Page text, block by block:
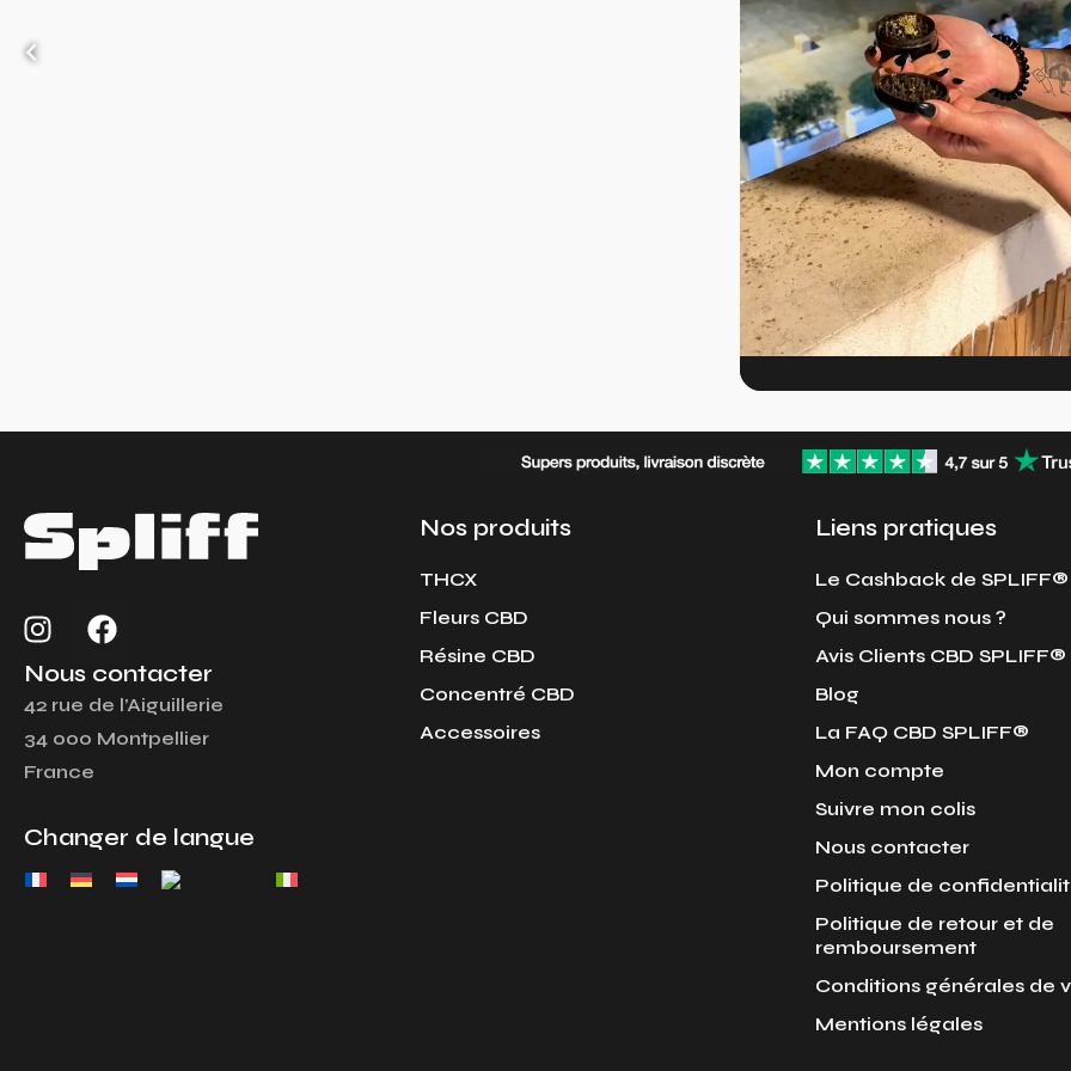
‹
I
n
s
t
a
g
a
m
F
a
c
e
b
Nous contacter
42 rue de l’Aiguillerie
34 000 Montpellier
France
Changer de langue
Nos produits
THCX
Fleurs CBD
Résine CBD
Concentré CBD
Accessoires
Liens pratiques
Le Cashback de SPLIFF®
Qui sommes nous ?
Avis Clients CBD SPLIFF®
Blog
La FAQ CBD SPLIFF®
Mon compte
Suivre mon colis
Nous contacter
Politique de
Politique de retour et de
remboursement
Conditions générales de
Mentions légales